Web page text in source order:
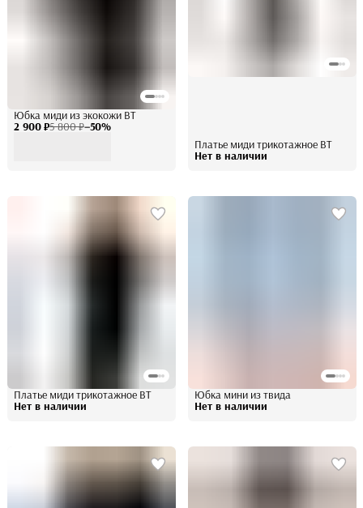
2 900 ₽5 800 ₽−50%
Юбка миди из экокожи BT
Нет в наличии
Платье миди трикотажное BT
Нет в наличии
Платье миди трикотажное BT
Нет в наличии
Юбка мини из твида